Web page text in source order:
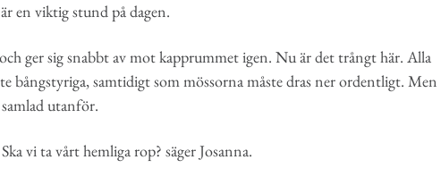
en viktig stund på dagen.
ger sig snabbt av mot kapprummet igen. Nu är det trångt här. Alla
bångstyriga, samtidigt som mössorna måste dras ner ordentligt. Men
utanför.
vi ta vårt hemliga rop? säger Josanna.